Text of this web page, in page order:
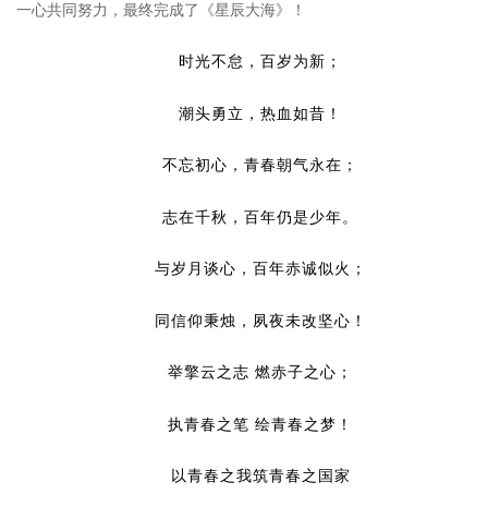
一心共同努力，最终完成了《星辰大海》！
时光不怠，百岁为新；
潮头勇立，热血如昔！
不忘初心，青春朝气永在；
志在千秋，百年仍是少年。
与岁月谈心，百年赤诚似火；
同信仰秉烛，夙夜未改坚心！
举擎云之志 燃赤子之心；
执青春之笔 绘青春之梦！
以青春之我筑青春之国家